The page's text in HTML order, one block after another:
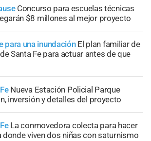
Concurso para escuelas técnicas
$8 millones al mejor proyecto
para una inundación El plan familiar de
Santa Fe para actuar antes de que
Nueva Estación Policial Parque
inversión y detalles del proyecto
La conmovedora colecta para hacer
donde viven dos niñas con saturnismo